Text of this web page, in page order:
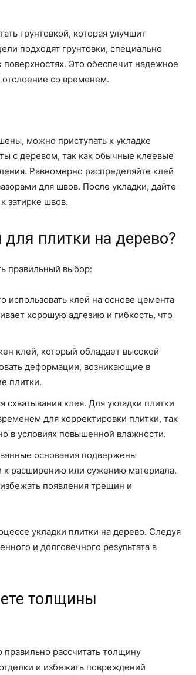
грунтовкой, которая улучшит
подходят грунтовки, специально
Это обеспечит надежное
со временем.
можно приступать к укладке
с деревом, так как обычные клеевые
Равномерно распределяйте клей
для швов. После укладки, дайте
затирке швов.
плитки на дерево?
правильный выбор:
использовать клей на основе цемента
хорошую адгезию и гибкость, что
клей, который обладает высокой
деформации, возникающие в
плитки.
схватывания клея. Для укладки плитки
для корректировки плитки, так
в условиях повышенной влажности.
основания подвержены
расширению или сужению материала.
появления трещин и
укладки плитки на дерево. Следуя
и долговечного результата в
толщины
рассчитать толщину
и избежать повреждений